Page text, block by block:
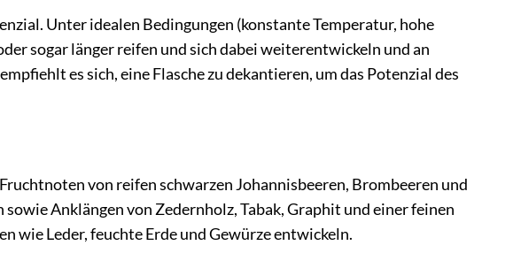
Unter idealen Bedingungen (konstante Temperatur, hohe
sogar länger reifen und sich dabei weiterentwickeln und an
es sich, eine Flasche zu dekantieren, um das Potenzial des
von reifen schwarzen Johannisbeeren, Brombeeren und
Anklängen von Zedernholz, Tabak, Graphit und einer feinen
wie Leder, feuchte Erde und Gewürze entwickeln.